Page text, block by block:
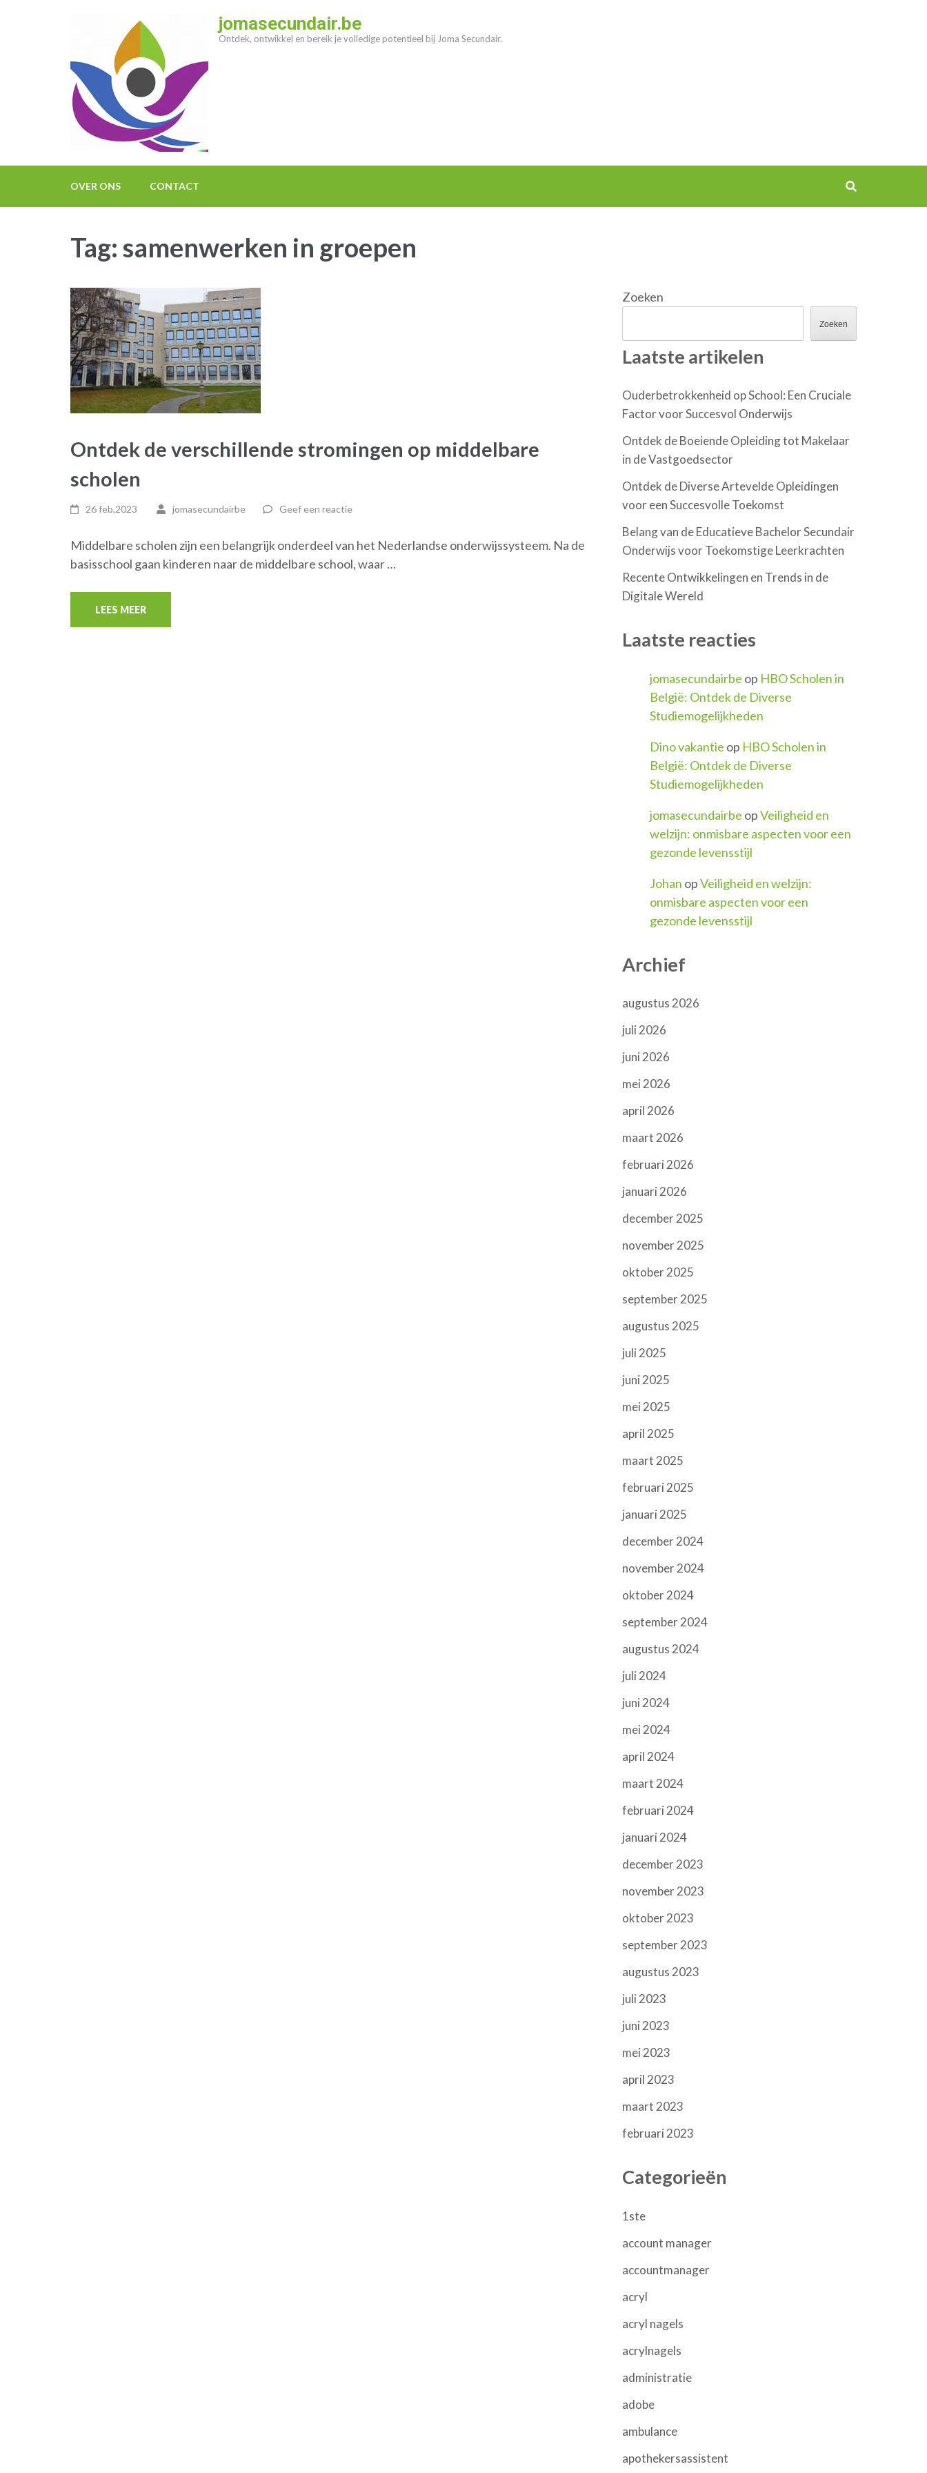
jomasecundair.be
Ontdek, ontwikkel en bereik je volledige potentieel bij Joma Secundair.
OVER ONS CONTACT
Tag:samenwerken in groepen
Ontdek de verschillende stromingen op middelbare
scholen
26 feb,2023 jomasecundairbe Geef een reactie
Middelbare scholen zijn een belangrijk onderdeel van het Nederlandse onderwijssysteem. Na de
basisschool gaan kinderen naar de middelbare school, waar …
LEES MEER
Zoeken
Zoeken
Laatste artikelen
Ouderbetrokkenheid op School: Een Cruciale
Factor voor Succesvol Onderwijs
Ontdek de Boeiende Opleiding tot Makelaar
in de Vastgoedsector
Ontdek de Diverse Artevelde Opleidingen
voor een Succesvolle Toekomst
Belang van de Educatieve Bachelor Secundair
Onderwijs voor Toekomstige Leerkrachten
Recente Ontwikkelingen en Trends in de
Digitale Wereld
Laatste reacties
jomasecundairbe op HBO Scholen in
België: Ontdek de Diverse
Studiemogelijkheden
Dino vakantie op HBO Scholen in
België: Ontdek de Diverse
Studiemogelijkheden
jomasecundairbe opVeiligheid en
welzijn: onmisbare aspecten voor een
gezonde levensstijl
Johan opVeiligheid en welzijn:
onmisbare aspecten voor een
gezonde levensstijl
Archief
augustus 2026
juli 2026
juni 2026
mei 2026
april 2026
maart 2026
februari 2026
januari 2026
december 2025
november 2025
oktober 2025
september 2025
augustus 2025
juli 2025
juni 2025
mei 2025
april 2025
maart 2025
februari 2025
januari 2025
december 2024
november 2024
oktober 2024
september 2024
augustus 2024
juli 2024
juni 2024
mei 2024
april 2024
maart 2024
februari 2024
januari 2024
december 2023
november 2023
oktober 2023
september 2023
augustus 2023
juli 2023
juni 2023
mei 2023
april 2023
maart 2023
februari 2023
Categorieën
1ste
account manager
accountmanager
acryl
acryl nagels
acrylnagels
administratie
adobe
ambulance
apothekersassistent